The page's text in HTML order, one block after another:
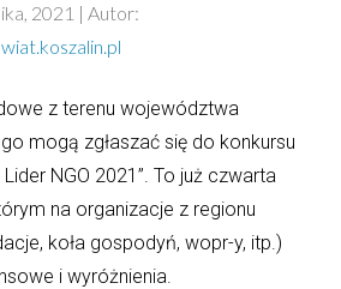
2021 | Autor:
z terenu województwa
mogą zgłaszać się do konkursu
NGO 2021”. To już czwarta
na organizacje z regionu
koła gospodyń, wopr-y, itp.)
i wyróżnienia.
w Koszalinie
Pomocy Rodzinie